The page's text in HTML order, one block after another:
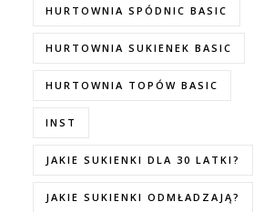
HURTOWNIA SPÓDNIC BASIC
HURTOWNIA SUKIENEK BASIC
HURTOWNIA TOPÓW BASIC
INST
JAKIE SUKIENKI DLA 30 LATKI?
JAKIE SUKIENKI ODMŁADZAJĄ?